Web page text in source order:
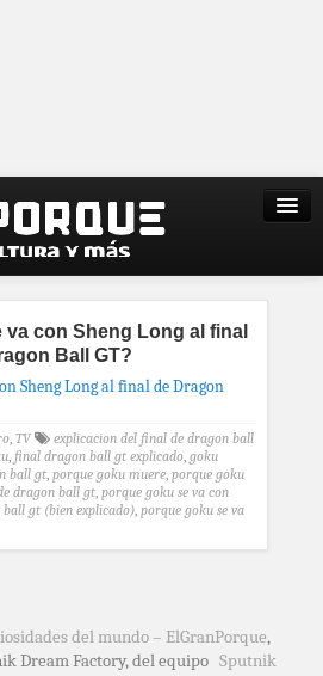
va con Sheng Long al final
Ball GT?
, TV
explicacion del final de dragon ball
, final dragon ball gt explicado, goku
ball gt, porque goku muere, porque goku
dragon ball gt, porque goku se va con
gt (bien explicado), porque goku se va
del mundo – ElGranPorque,
Dream Factory, del equipo Sputnik